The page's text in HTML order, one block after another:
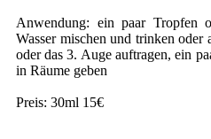
Anwendung: ein paar Tropfen
Wasser mischen und trinken oder
oder das 3. Auge auftragen, ein
in Räume geben
Preis: 30ml 15€